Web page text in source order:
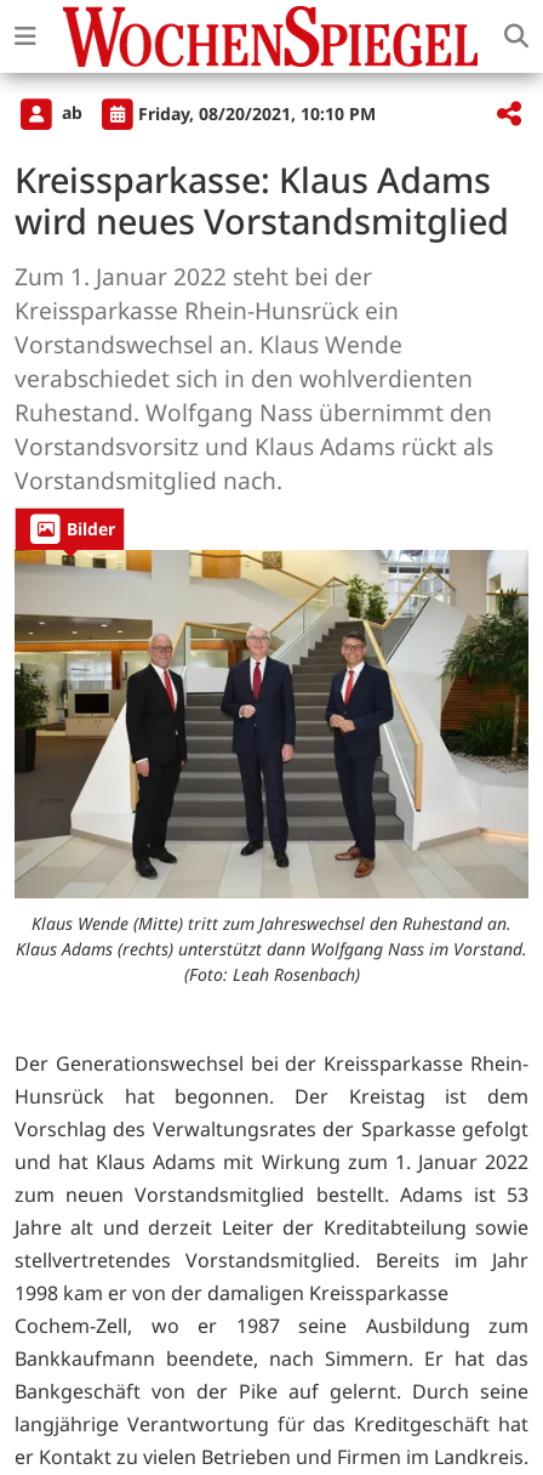
ab Friday, 08/20/2021, 10:10 PM
Kreissparkasse: Klaus Adams
wird neues Vorstandsmitglied
Zum 1. Januar 2022 steht bei der
Kreissparkasse Rhein-Hunsrück ein
Vorstandswechsel an. Klaus Wende
verabschiedet sich in den wohlverdienten
Ruhestand. Wolfgang Nass übernimmt den
Vorstandsvorsitz und Klaus Adams rückt als
Vorstandsmitglied nach.
Bilder
Klaus Wende (Mitte) tritt zum Jahreswechsel den Ruhestand an.
Klaus Adams (rechts) unterstützt dann Wolfgang Nass im Vorstand.
(Foto: Leah Rosenbach)
Der Generationswechsel bei der Kreissparkasse Rhein-
Hunsrück hat begonnen. Der Kreistag ist dem
Vorschlag des Verwaltungsrates der Sparkasse gefolgt
und hat Klaus Adams mit Wirkung zum 1. Januar 2022
zum neuen Vorstandsmitglied bestellt. Adams ist 53
Jahre alt und derzeit Leiter der Kreditabteilung sowie
stellvertretendes Vorstandsmitglied. Bereits im Jahr
1998 kam er von der damaligen Kreissparkasse
Cochem-Zell, wo er 1987 seine Ausbildung zum
Bankkaufmann beendete, nach Simmern. Er hat das
Bankgeschäft von der Pike auf gelernt. Durch seine
langjährige Verantwortung für das Kreditgeschäft hat
er Kontakt zu vielen Betrieben und Firmen im Landkreis.